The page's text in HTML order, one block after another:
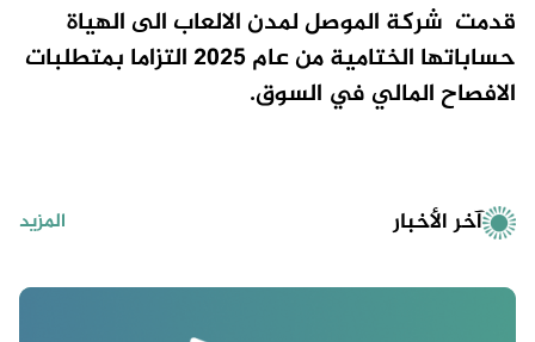
قدمت شركة الموصل لمدن الالعاب الى الهياة
حساباتها الختامية من عام 2025 التزاما بمتطلبات
الافصاح المالي في السوق.
آخر الأخبار المزيد